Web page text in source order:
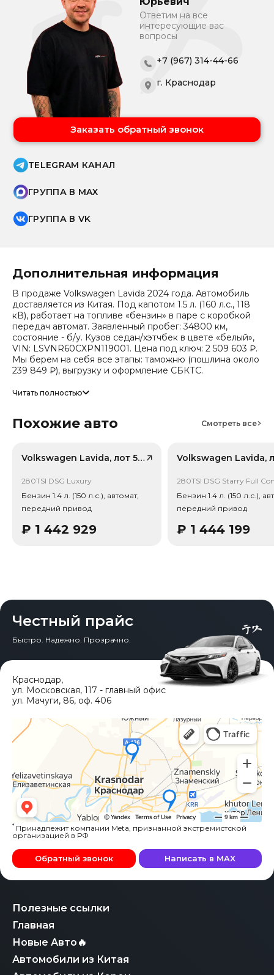
Ответим на все
интересующие вас
вопросы
+7 (967) 314-44-66
г. Краснодар
Заказать обратный звонок
TELEGRAM КАНАЛ
ГРУППА В MAX
ГРУППА В VK
Дополнительная информация
В продаже Volkswagen Lavida 2024 года. Автомобиль
доставляется из Китая. Под капотом 1.5 л. (160 л.с., 118
кВ), работает на топливе «бензин» в паре с коробкой
передач автомат. Заявленный пробег: 34800 км,
состояние - б/у. Кузов седан/хэтчбек в цвете «белый»,
VIN: LSVNR60CXPN119001. Цена под ключ: 2 509 603 ₽.
Мы берем на себя все этапы: таможню (пошлина около
239 849 ₽), выгрузку и оформление СБКТС.
Цена зависит от курса валют, точный расчет
Прогноз стоимости (по данным che): сейчас авто стоит
сборов РФ.
Привод - Передний привод (FWD).
Читать полностью
Похожие авто Смотреть все
Volkswagen Lavida, лот 59123135
280TSI DSG Luxury
Бензин 1.4 л. (150 л.с.), автомат,
передний привод
₽ 1 442 929
280TSI DSG Starry Full
Бензин 1.4 л. (150 л.с.),
передний привод
₽ 1 444 199
Честный прайс
Быстро. Надежно. Прозрачно.
Полезные ссылки
Главная
Новые Авто🔥
Автомобили из Китая
Краснодар,
ул. Московская, 117 - главный офис
ул. Мачуги, 86, оф. 406
* Принадлежит компании Meta, признанной экстремистской
организацией в РФ
Обратный звонок Написать в MAX